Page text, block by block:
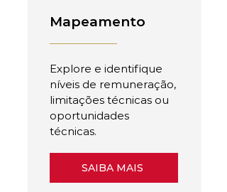
Mapeamento
Explore e identifique
níveis de remuneração,
limitações técnicas ou
oportunidades
técnicas.
SAIBA MAIS